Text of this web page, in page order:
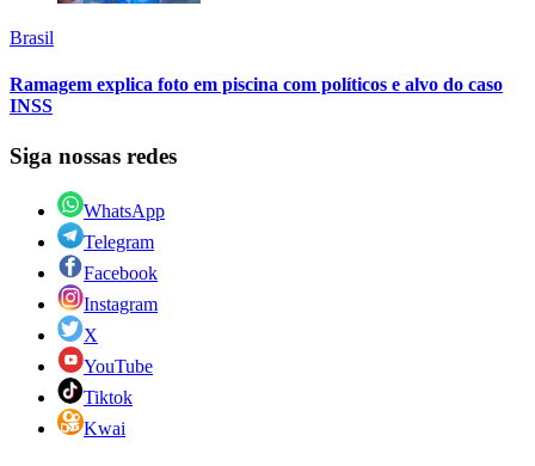
Brasil
Ramagem explica foto em piscina com políticos e alvo do caso
INSS
Siga nossas redes
WhatsApp
Telegram
Facebook
Instagram
X
YouTube
Tiktok
Kwai